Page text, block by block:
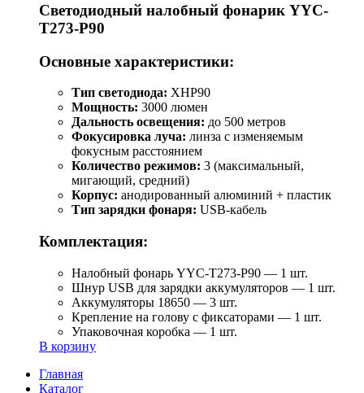
Светодиодный налобный фонарик YYC-
T273-P90
Основные характеристики:
Тип светодиода: XHP90
Мощность: 3000 люмен
Дальность освещения: до 500 метров
Фокусировка луча: линза с изменяемым
фокусным расстоянием
Количество режимов: 3 (максимальный,
мигающий, средний)
Корпус: анодированный алюминий + пластик
Тип зарядки фонаря: USB-кабель
Комплектация:
Налобный фонарь YYC-T273-P90 — 1 шт.
Шнур USB для зарядки аккумуляторов — 1 шт.
Аккумуляторы 18650 — 3 шт.
Крепление на голову с фиксаторами — 1 шт.
Упаковочная коробка — 1 шт.
В корзину
Главная
Каталог